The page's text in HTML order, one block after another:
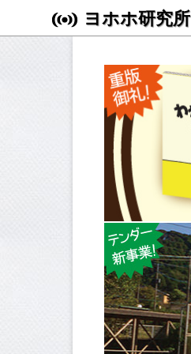
ヨホホ研究所